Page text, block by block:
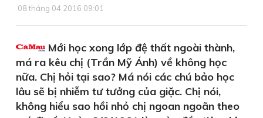
08 tháng 04 2016 09:01
Mới học xong lớp đệ thất ngoài thành,
má ra kêu chị (Trần Mỹ Ánh) về không học
nữa. Chị hỏi tại sao? Má nói các chú bảo học
lâu sẽ bị nhiễm tư tưởng của giặc. Chị nói,
không hiểu sao hồi nhỏ chị ngoan ngoãn theo